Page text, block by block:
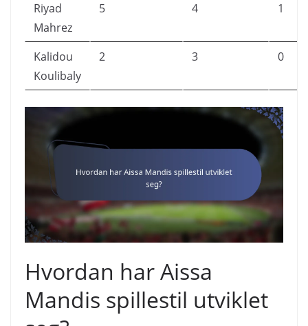
Riyad
Mahrez
5 4 1
Kalidou
Koulibaly
2 3 0
Hvordan har Aissa
Mandis spillestil utviklet